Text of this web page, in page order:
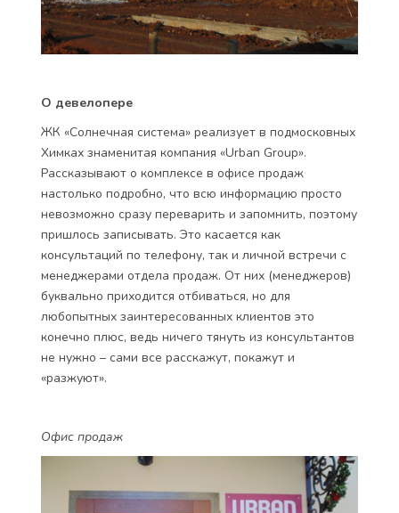
О девелопере
ЖК «Солнечная система» реализует в подмосковных
Химках знаменитая компания «Urban Group».
Рассказывают о комплексе в офисе продаж
настолько подробно, что всю информацию просто
невозможно сразу переварить и запомнить, поэтому
пришлось записывать. Это касается как
консультаций по телефону, так и личной встречи с
менеджерами отдела продаж. От них (менеджеров)
буквально приходится отбиваться, но для
любопытных заинтересованных клиентов это
конечно плюс, ведь ничего тянуть из консультантов
не нужно – сами все расскажут, покажут и
«разжуют».
Офис продаж